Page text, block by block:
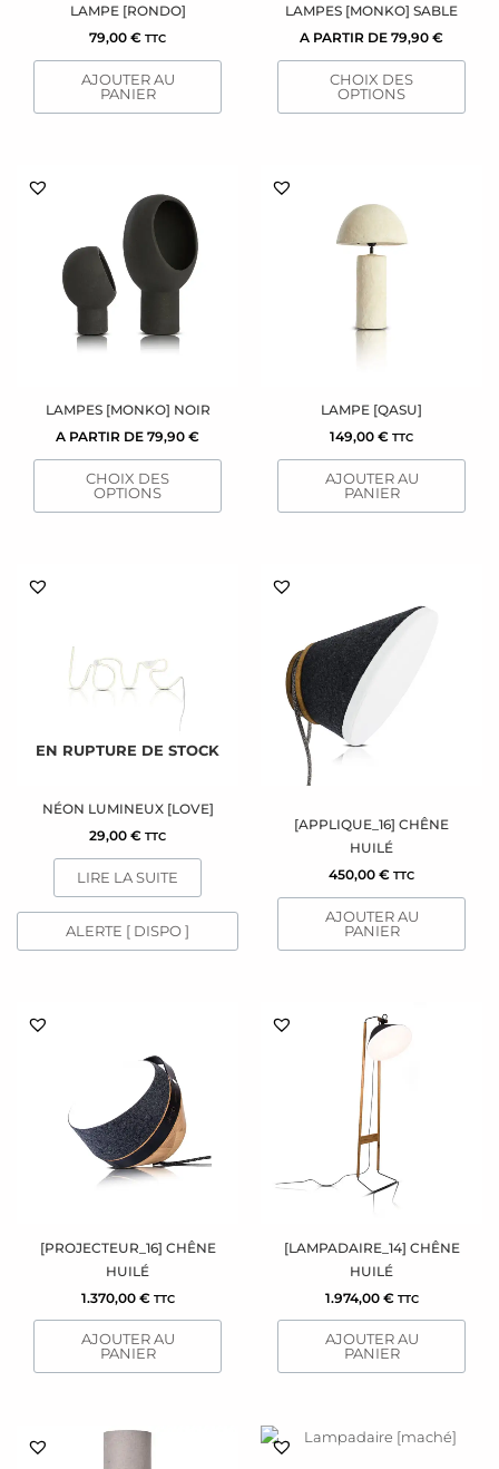
LAMPE [RONDO]
79,00 € TTC
AJOUTER AU
PANIER
LAMPES [MONKO] SABLE
A PARTIR DE 79,90 €
CHOIX DES
OPTIONS
sur
la
page
du
produit
LAMPES [MONKO] NOIR
A PARTIR DE 79,90 €
CHOIX DES
OPTIONS
produit
a
plusieurs
variations.
Les
options
peuvent
sur
la
page
du
produit
LAMPE [QASU]
149,00 € TTC
AJOUTER AU
PANIER
EN RUPTURE DE STOCK
NÉON LUMINEUX [LOVE]
29,00 € TTC
LIRE LA SUITE
ALERTE [ DISPO ]
[APPLIQUE_16] CHÊNE
HUILÉ
450,00 € TTC
AJOUTER AU
PANIER
[PROJECTEUR_16] CHÊNE
HUILÉ
1.370,00 € TTC
AJOUTER AU
PANIER
[LAMPADAIRE_14] CHÊNE
HUILÉ
1.974,00 € TTC
AJOUTER AU
PANIER